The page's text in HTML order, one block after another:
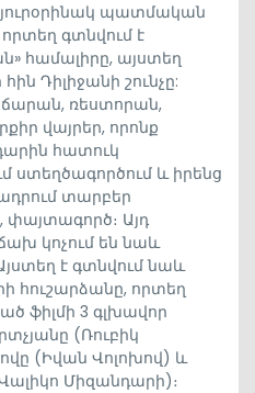
պատմական
գտնվում է
համալիրը, այստեղ
Դիլիջանի շունչը:
ռեստորան,
վայրեր, որոնք
հատուկ
ստեղծագործում և իրենց
տարբեր
Այդ
կոչում են նաև
է գտնվում նաև
հուշարձանը, որտեղ
ֆիլմի 3 գլխավոր
(Ռուբիկ
(Իվան Վոլոխով) և
Միզանդարի)։